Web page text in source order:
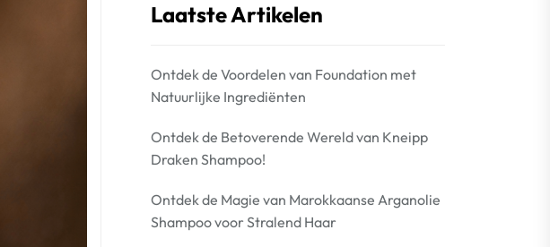
Laatste Artikelen
Ontdek de Voordelen van Foundation met
Natuurlijke Ingrediënten
Ontdek de Betoverende Wereld van Kneipp
Draken Shampoo!
Ontdek de Magie van Marokkaanse Arganolie
Shampoo voor Stralend Haar